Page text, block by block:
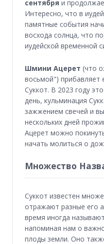
сентября и
Интересно, что в
памятные события
восхода солнца, что
иудейской временной
Шмини Ацерет (что
восьмой") прибавляет
Суккот. В 2023 году
день, кульминация
зажжением свечей и
нескольких дней
Ацерет можно
начать молиться о
Множество
Суккот известен
отражают разные его
время иногда
напоминая нам о
плоды земли. Оно